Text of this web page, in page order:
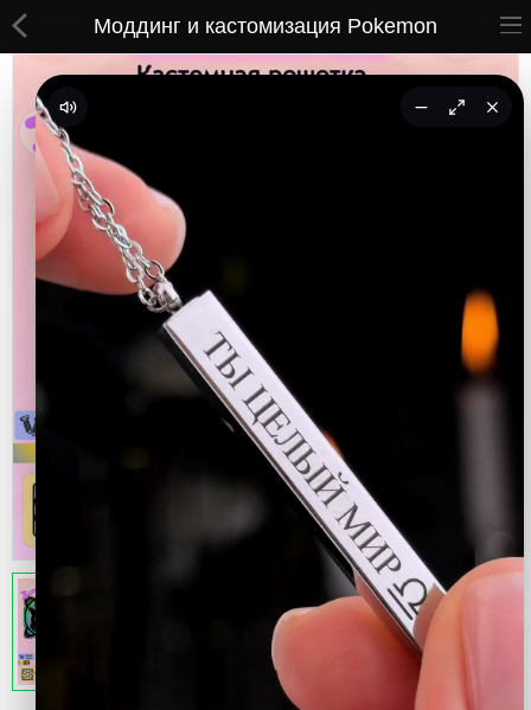
ВСЕ ТОВАРЫ
Принты
Вышивки
Сумки
Кастомные коврики
Моддинг и кастомизация Pokemon